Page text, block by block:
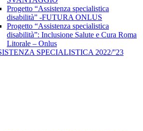
Progetto “Assistenza specialistica
disabilità” -FUTURA ONLUS
Progetto “Assistenza specialistica
disabilità”: Inclusione Salute e Cura Roma
Litorale – Onlus
SPECIALISTICA 2022/''23